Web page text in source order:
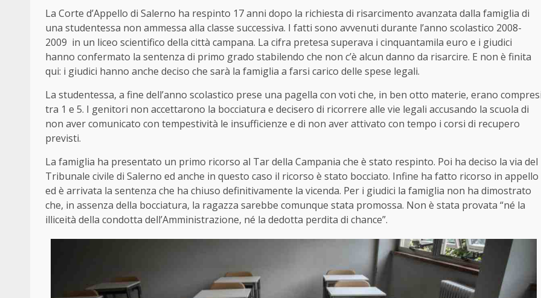
La Corte d’Appello di Salerno ha respinto 17 anni dopo la richiesta di risarcimento avanzata dalla famiglia di
una studentessa non ammessa alla classe successiva. I fatti sono avvenuti durante l’anno scolastico 2008-
2009 in un liceo scientifico della città campana. La cifra pretesa superava i cinquantamila euro e i giudici
hanno confermato la sentenza di primo grado stabilendo che non c’è alcun danno da risarcire. E non è finita
qui: i giudici hanno anche deciso che sarà la famiglia a farsi carico delle spese legali.
La studentessa, a fine dell’anno scolastico prese una pagella con voti che, in ben otto materie, erano
tra 1 e 5. I genitori non accettarono la bocciatura e decisero di ricorrere alle vie legali accusando la scuola di
non aver comunicato con tempestività le insufficienze e di non aver attivato con tempo i corsi di recupero
previsti.
La famiglia ha presentato un primo ricorso al Tar della Campania che è stato respinto. Poi ha deciso la via del
Tribunale civile di Salerno ed anche in questo caso il ricorso è stato bocciato. Infine ha fatto ricorso in appello
ed è arrivata la sentenza che ha chiuso definitivamente la vicenda. Per i giudici la famiglia non ha dimostrato
che, in assenza della bocciatura, la ragazza sarebbe comunque stata promossa. Non è stata provata “né la
illiceità della condotta dell’Amministrazione, né la dedotta perdita di chance”.